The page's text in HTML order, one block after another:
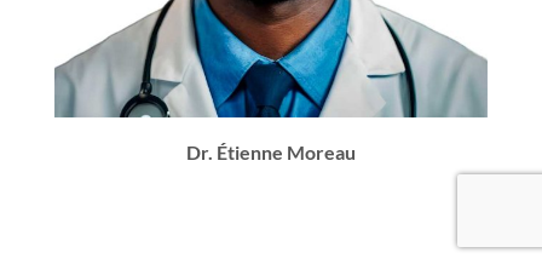
Dr. Étienne Moreau